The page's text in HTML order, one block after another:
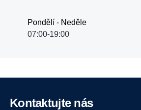
Pondělí - Neděle
07:00-19:00
Kontaktujte nás